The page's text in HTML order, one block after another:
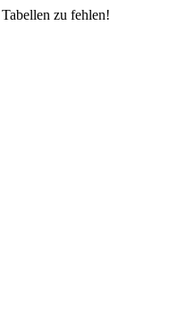
zu fehlen!